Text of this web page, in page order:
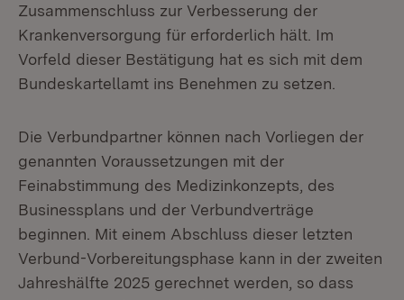
Zusammenschluss zur Verbesserung der
Krankenversorgung für erforderlich hält. Im
Vorfeld dieser Bestätigung hat es sich mit dem
Bundeskartellamt ins Benehmen zu setzen.
Die Verbundpartner können nach Vorliegen der
genannten Voraussetzungen mit der
Feinabstimmung des Medizinkonzepts, des
Businessplans und der Verbundverträge
beginnen. Mit einem Abschluss dieser letzten
Verbund-Vorbereitungsphase kann in der zweiten
Jahreshälfte 2025 gerechnet werden, so dass